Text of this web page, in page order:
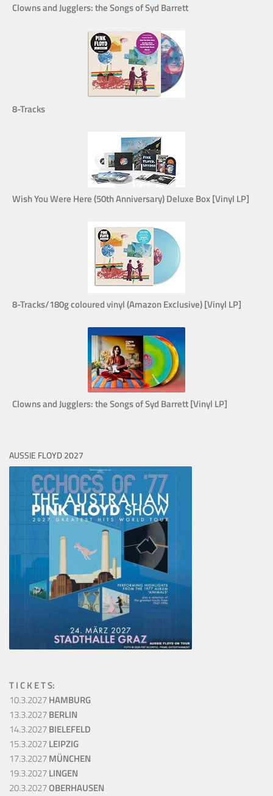
Clowns and Jugglers: the Songs of Syd Barrett
8-Tracks
Wish You Were Here (50th Anniversary) Deluxe Box [Vinyl LP]
8-Tracks/180g coloured vinyl (Amazon Exclusive) [Vinyl LP]
Clowns and Jugglers: the Songs of Syd Barrett [Vinyl LP]
AUSSIE FLOYD 2027
T I C K E T S:
10.3.2027HAMBURG
13.3.2027BERLIN
14.3.2027BIELEFELD
15.3.2027LEIPZIG
17.3.2027MÜNCHEN
19.3.2027LINGEN
20.3.2027OBERHAUSEN